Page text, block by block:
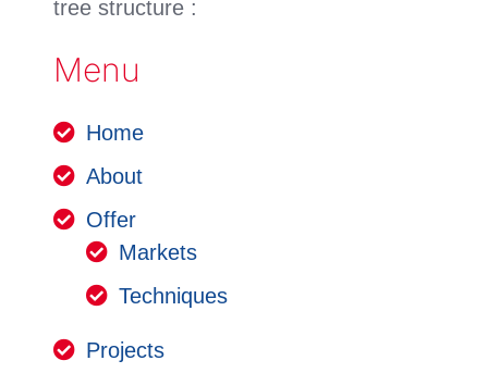
tree structure :
Menu
Home
About
Offer
Markets
Techniques
Projects